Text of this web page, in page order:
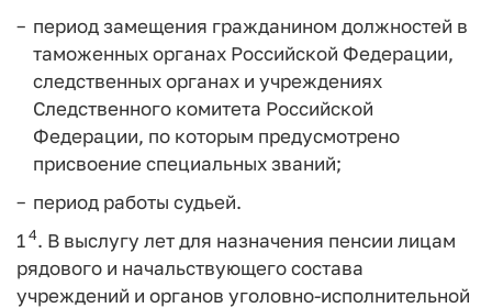
период замещения гражданином должностей в
таможенных органах Российской Федерации,
следственных органах и учреждениях
Следственного комитета Российской
Федерации, по которым предусмотрено
присвоение специальных званий;
период работы судьей.
1 4. В выслугу лет для назначения пенсии лицам
рядового и начальствующего состава
учреждений и органов уголовно-исполнительной